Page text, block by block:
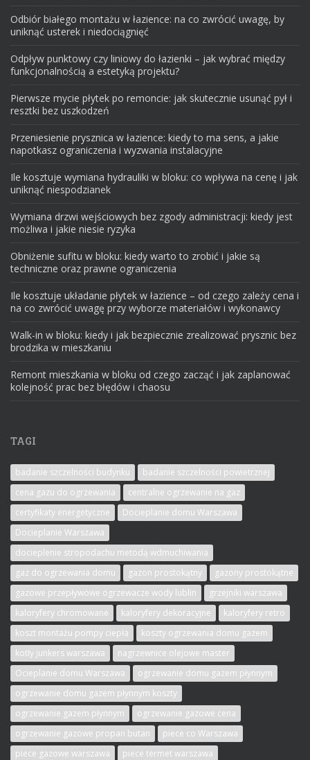
Odbiór białego montażu w łazience: na co zwrócić uwagę, by
uniknąć usterek i niedociągnięć
Odpływ punktowy czy liniowy do łazienki – jak wybrać między
funkcjonalnością a estetyką projektu?
Pierwsze mycie płytek po remoncie: jak skutecznie usunąć pył i
resztki bez uszkodzeń
Przeniesienie prysznica w łazience: kiedy to ma sens, a jakie
napotkasz ograniczenia i wyzwania instalacyjne
Ile kosztuje wymiana hydrauliki w bloku: co wpływa na cenę i jak
uniknąć niespodzianek
Wymiana drzwi wejściowych bez zgody administracji: kiedy jest
możliwa i jakie niesie ryzyka
Obniżenie sufitu w bloku: kiedy warto to zrobić i jakie są
techniczne oraz prawne ograniczenia
Ile kosztuje układanie płytek w łazience – od czego zależy cena i
na co zwrócić uwagę przy wyborze materiałów i wykonawcy
Walk-in w bloku: kiedy i jak bezpiecznie zrealizować prysznic bez
brodzika w mieszkaniu
Remont mieszkania w bloku od czego zacząć i jak zaplanować
kolejność prac bez błędów i chaosu
TAGI
badanie szczelności budynku
badanie szczelności powietrznej
cena gazu do ogrzewania
centralne ogrzewanie na gaz
certyfikaty energetyczne
Docieplanie domu Warszawa
Docieplanie Warszawa
docieplenie stropodachu metodą wdmuchiwania
gaz do ogrzewania domu
gazon prostokątny
gazony prostokątne
gazowe przepływowe ogrzewacze wody lublin
grzejniki warszawa
kaloryfery chromowane
kaloryfery dekoracyjne
kaloryfery retro
koszt montażu pompy ciepła
koszty ogrzewania domu gazem
kotły junkers warszawa
nagrzewnice olejowe master
Ocieplanie domu Warszawa
ogrzewanie domu gazem płynnym
ogrzewanie domu gazem płynnym koszty
ogrzewanie gazem płynnym
ogrzewanie gazowe cena
ogrzewanie gazowe propan butan
piece co Warszawa
piece gazowe warszawa
piece termet warszawa